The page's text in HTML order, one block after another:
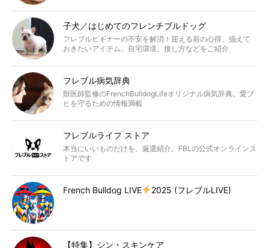
子犬／はじめてのフレンチブルドッグ
フレブルビギナーの不安を解消！迎える前の心得、揃えて
おきたいアイテム、自宅環境、接し方などをご紹介
フレブル病気辞典
獣医師監修のFrenchBulldogLifeオリジナル病気辞典。愛ブ
ヒを守るための情報満載
フレブルライフ ストア
本当にいいものだけを、厳選紹介。FBLの公式オンラインス
トアです
French Bulldog LIVE 2025 (フレブルLIVE)
【特集】シン・スキンケア